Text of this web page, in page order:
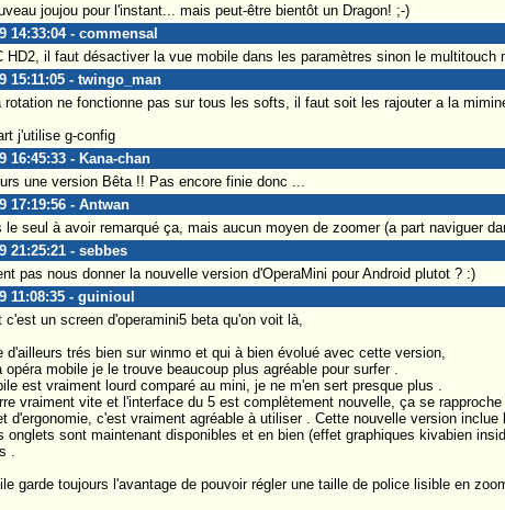
joujou pour l'instant... mais peut-être bientôt un Dragon! ;-)
14:33:04 - commensal
HD2, il faut désactiver la vue mobile dans les paramètres sinon le multitouch
15:11:05 - twingo_man
rotation ne fonctionne pas sur tous les softs, il faut soit les rajouter a la
j'utilise g-config
16:45:33 - Kana-chan
une version Bêta !! Pas encore finie donc ...
17:19:56 - Antwan
le seul à avoir remarqué ça, mais aucun moyen de zoomer (a part naviguer
21:25:21 - sebbes
pas nous donner la nouvelle version d'OperaMini pour Android plutot ? :)
11:08:35 - guinioul
c'est un screen d'operamini5 beta qu'on voit là,
d'ailleurs trés bien sur winmo et qui à bien évolué avec cette version,
opéra mobile je le trouve beaucoup plus agréable pour surfer .
est vraiment lourd comparé au mini, je ne m'en sert presque plus .
vraiment vite et l'interface du 5 est complètement nouvelle, ça se
d'ergonomie, c'est vraiment agréable à utiliser . Cette nouvelle version
onglets sont maintenant disponibles et en bien (effet graphiques kivabien
.
garde toujours l'avantage de pouvoir régler une taille de police lisible en